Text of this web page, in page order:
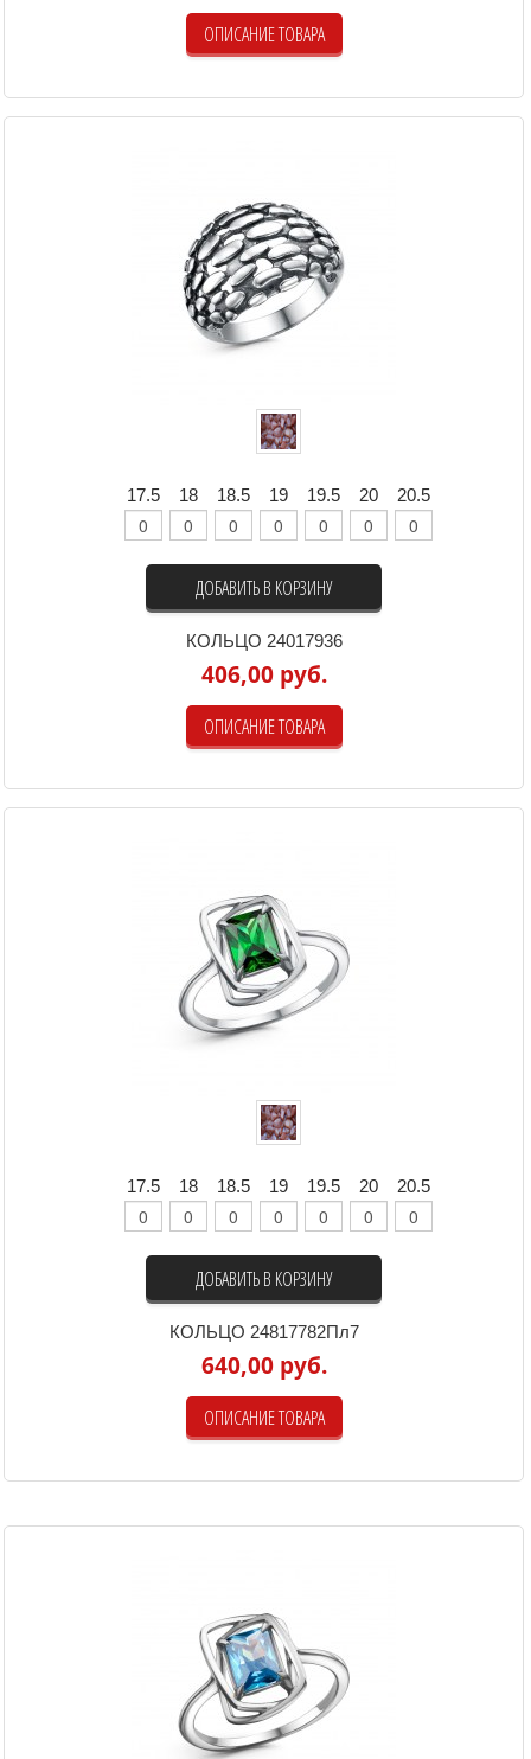
ОПИСАНИЕ ТОВАРА
17.5 18 18.5 19 19.5 20 20.5
ДОБАВИТЬ В КОРЗИНУ
КОЛЬЦО 24017936
406,00 руб.
ОПИСАНИЕ ТОВАРА
17.5 18 18.5 19 19.5 20 20.5
ДОБАВИТЬ В КОРЗИНУ
КОЛЬЦО 24817782Пл7
640,00 руб.
ОПИСАНИЕ ТОВАРА